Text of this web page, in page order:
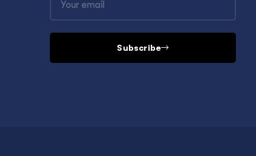
Subscribe